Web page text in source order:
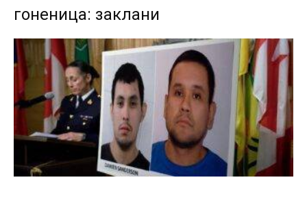
гоненица: заклани